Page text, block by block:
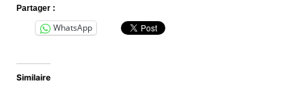
Partager :
WhatsApp
Similaire